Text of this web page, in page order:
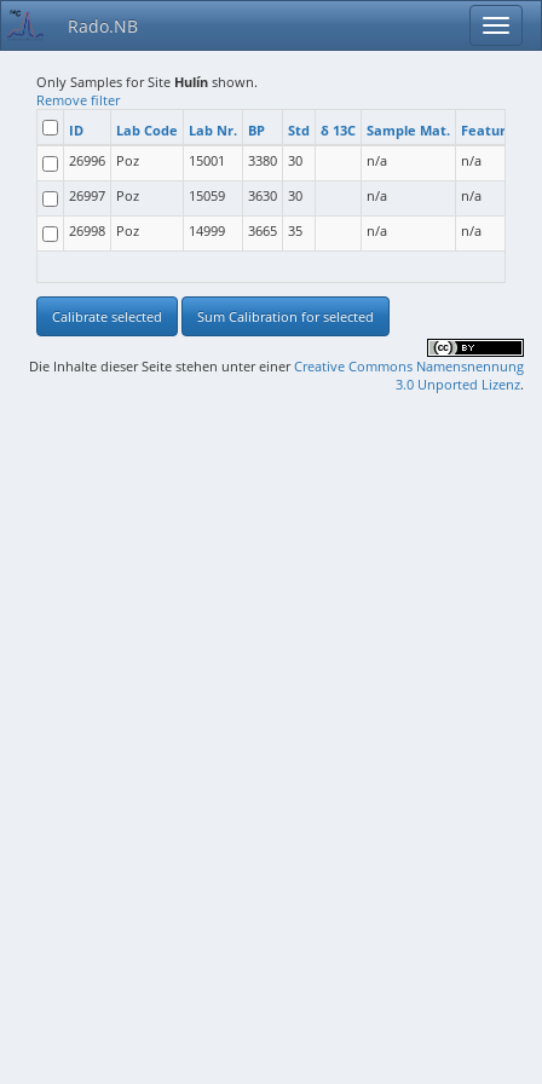
Rado.NB
Only Samples for Site Hulín shown.
Remove filter
ID
Lab Code Lab Nr. BP Std δ 13C Sample Mat.
Feature
26996
Poz 15001 3380 30 n/a
n/a
26997
Poz 15059 3630 30 n/a
n/a
26998
Poz 14999 3665 35 n/a n/a
Calibrate selected Sum Calibration for selected
Die Inhalte dieser Seite stehen unter einerCreative Commons Namensnennung
3.0 Unported Lizenz.